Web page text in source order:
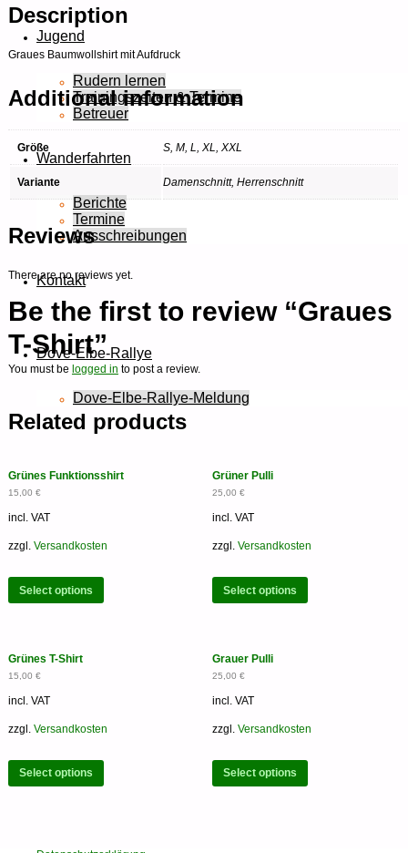
Jugend
Rudern lernen
Trainingszeiten & Termine
Betreuer
Wanderfahrten
Berichte
Termine
Ausschreibungen
Kontakt
Dove-Elbe-Rallye
Dove-Elbe-Rallye-Meldung
Description
Graues Baumwollshirt mit Aufdruck
Additional information
Größe S, M, L, XL, XXL
Variante Damenschnitt, Herrenschnitt
Reviews
There are no reviews yet.
Be the first to review “Graues
T-Shirt”
You must be logged in to post a review.
Related products
Grünes Funktionsshirt
15,00 €
incl. VAT
zzgl. Versandkosten
Select options
Grüner Pulli
25,00 €
incl. VAT
zzgl. Versandkosten
Select options
Grünes T-Shirt
15,00 €
incl. VAT
zzgl. Versandkosten
Select options
Grauer Pulli
25,00 €
incl. VAT
zzgl. Versandkosten
Select options